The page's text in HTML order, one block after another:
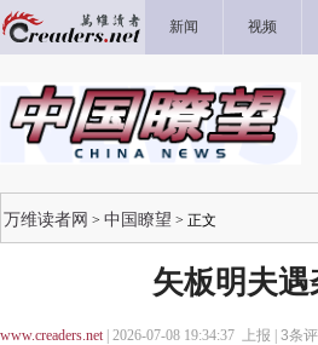
新闻 视频
万维读者网 > 中国瞭望 > 正文
矢板明夫
www.creaders.net| 2026-07-08 19:34:37 上报 | 3条评